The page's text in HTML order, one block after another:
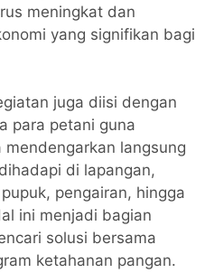
meningkat dan
yang signifikan bagi
juga diisi dengan
para petani guna
langsung
di lapangan,
pengairan, hingga
ini menjadi bagian
solusi bersama
ketahanan pangan.